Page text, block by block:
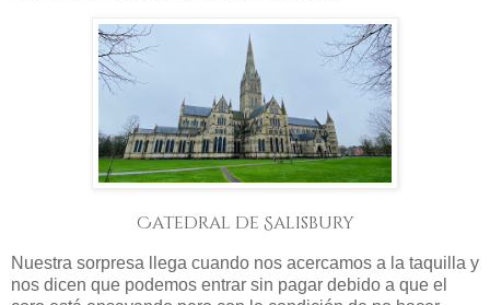
Catedral de Salisbury
Nuestra sorpresa llega cuando nos acercamos a la taquilla y
nos dicen que podemos entrar sin pagar debido a que el